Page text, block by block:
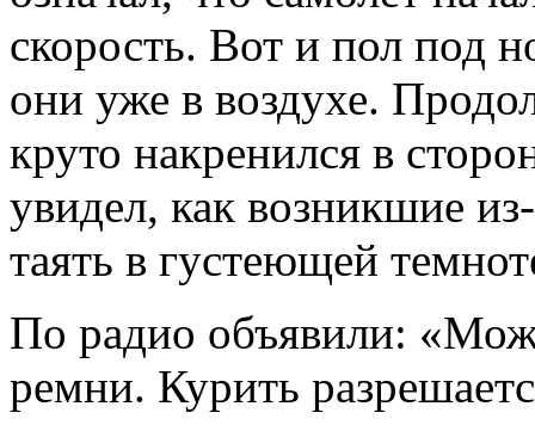
скорость. Вот и пол под
они уже в воздухе.
круто накренился в
увидел, как возникшие
таять в густеющей
По радио объявили:
ремни. Курить